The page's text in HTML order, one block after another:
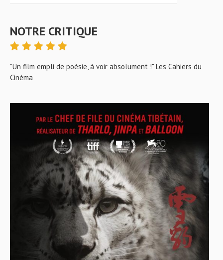
NOTRE CRITIQUE
"Un film empli de poésie, à voir absolument !" Les Cahiers du
Cinéma